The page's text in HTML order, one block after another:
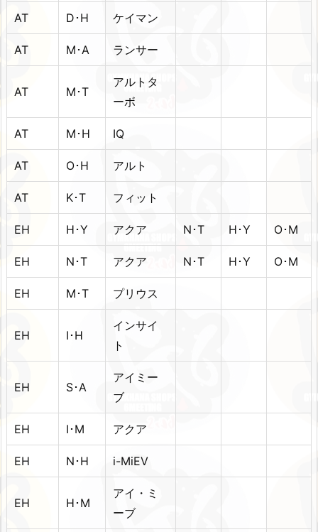
AT D･H ケイマン
AT M･A ランサー
AT M･T
アルトタ
ーボ
AT M･H IQ
AT O･H アルト
AT K･T フィット
EH H･Y アクア N･T H･Y O･M
EH N･T アクア N･T H･Y O･M
EH M･T プリウス
EH I･H
インサイ
ト
EH S･A
アイミー
ブ
EH I･M アクア
EH N･H i-MiEV
EH H･M
アイ・ミ
ーブ